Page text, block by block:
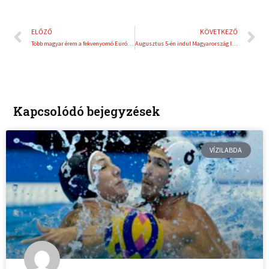
Előző
ELŐZŐ
Több magyar érem a fekvenyomó Európa-bajnokság első napján
KÖVETKEZŐ
Augusztus 5-én indul Magyarország legújabb sportcsatornája, a MATCH4
Kapcsolódó bejegyzések
VÍZILABDA